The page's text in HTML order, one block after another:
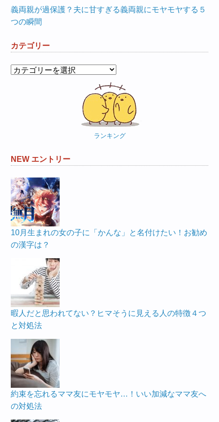
義両親が過保護？夫に甘すぎる義両親にモヤモヤする５
つの瞬間
カテゴリー
カ
ランキング
NEW エントリー
10月生まれの女の子に「かんな」と名付けたい！お勧め
の漢字は？
暇人だと思われてない？ヒマそうに見える人の特徴４つ
と対処法
約束を忘れるママ友にモヤモヤ…！いい加減なママ友へ
の対処法